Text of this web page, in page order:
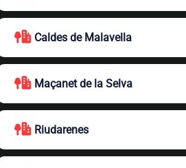
Caldes de Malavella
Maçanet de la Selva
Riudarenes